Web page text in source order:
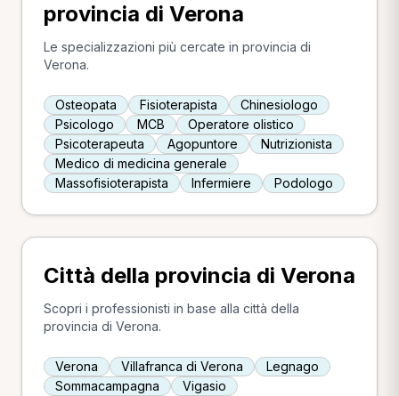
provincia di Verona
Le specializzazioni più cercate in provincia di
Verona.
Osteopata Fisioterapista
Chinesiologo
Psicologo
MCB
Operatore olistico
Psicoterapeuta
Agopuntore
Nutrizionista
Medico di medicina generale
Massofisioterapista
Infermiere Podologo
Città della provincia di Verona
Scopri i professionisti in base alla città della
provincia di Verona.
Verona Villafranca di Verona
Legnago
Sommacampagna
Vigasio